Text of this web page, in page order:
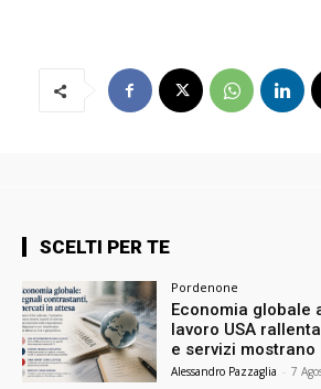
SCELTI PER TE
Pordenone
Economia globale
lavoro USA
e servizi
Alessandro Pazzaglia - 7